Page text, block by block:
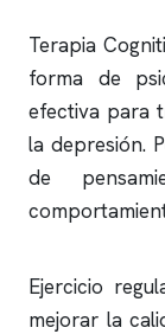
Terapia
forma de
efectiva para
la depresión.
de
Ejercicio
mejorar la